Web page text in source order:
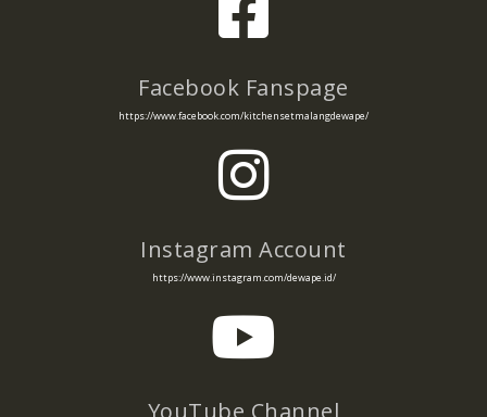
Facebook Fanspage
https://www.facebook.com/kitchensetmalangdewape/
Instagram Account
https://www.instagram.com/dewape.id/
YouTube Channel